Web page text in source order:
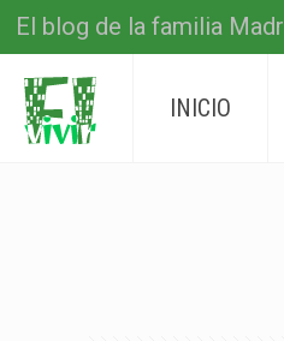
El blog de la familia
INICIO